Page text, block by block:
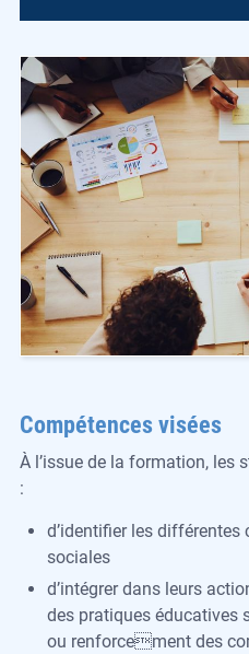
Compétences visées
À l’issue de la formation, les
:
d’identifier les différentes
sociales
d’intégrer dans leurs
des pratiques éducatives
ou renforcement des